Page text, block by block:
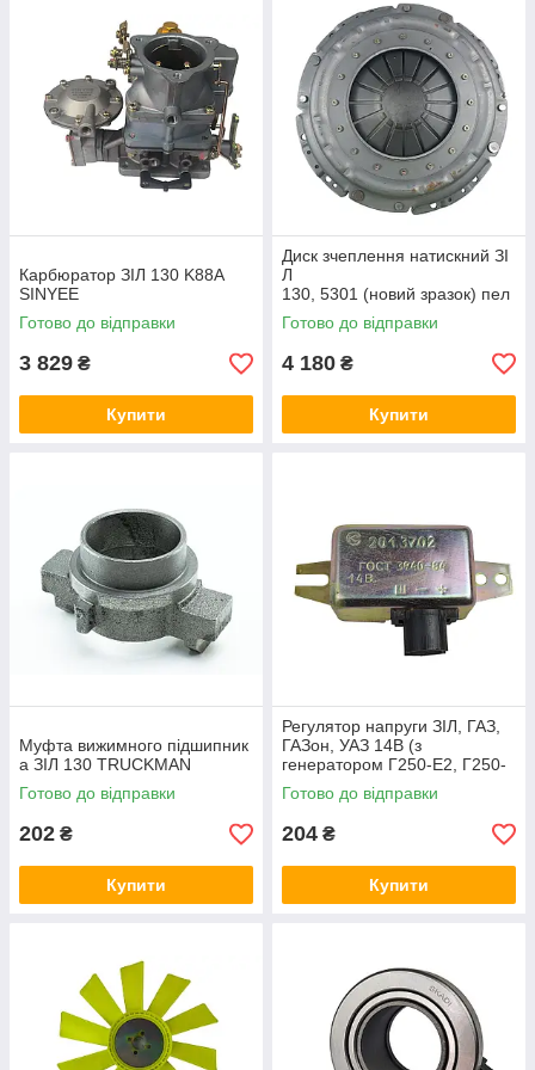
Карбюратор ЗІЛ 130 K88A
SINYEE
Готово до відправки
3 829 ₴
Купити
Диск зчеплення натискний ЗІ
Л
130, 5301 (новий зразок) пел
юстковий (кошик) SKADI
Готово до відправки
4 180 ₴
Купити
Муфта вижимного підшипник
а ЗІЛ 130 TRUCKMAN
Готово до відправки
202 ₴
Купити
Регулятор напруги ЗІЛ, ГАЗ,
ГАЗон, УАЗ 14В (з
генератором Г250-Е2, Г250-
І1, Г250-Н) реле зарядки
Готово до відправки
204 ₴
Купити